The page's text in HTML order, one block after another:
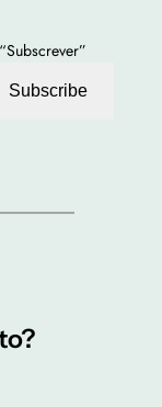
Subscribe